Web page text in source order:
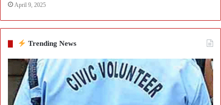
April 9, 2025
Trending News